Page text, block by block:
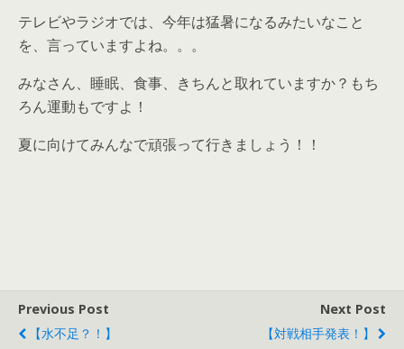
テレビやラジオでは、今年は猛暑になるみたいなこと
を、言っていますよね。。。
みなさん、睡眠、食事、きちんと取れていますか？もち
ろん運動もですよ！
夏に向けてみんなで頑張って行きましょう！！
Previous Post
【水不足？！】
Next Post
【対戦相手発表！】